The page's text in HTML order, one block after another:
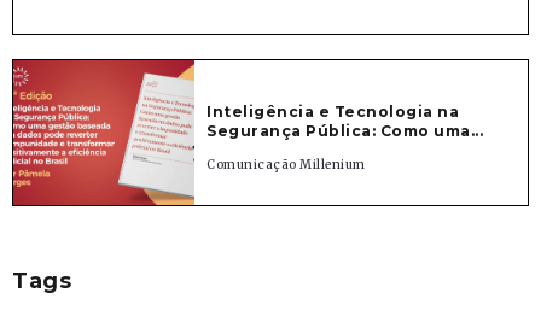
Inteligência e Tecnologia na
Segurança Pública: Como uma...
Comunicação Millenium
Tags